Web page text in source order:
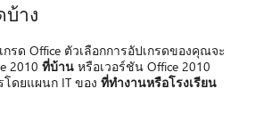
บ้าง
รด Office ตัวเลือกการอัปเกรดของคุณจะ
2010ที่บ้าน หรือเวอร์ชัน Office 2010
โดยแผนก IT ของที่ทำงานหรือโรงเรียน